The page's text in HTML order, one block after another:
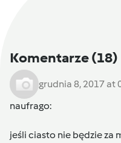
Komentarze(18)
grudnia 8, 2017 at
naufrago:
jeśli ciasto nie będzie za